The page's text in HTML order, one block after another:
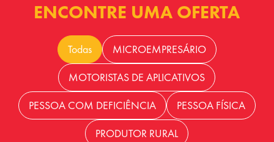
ENCONTRE UMA OFERTA
Todas MICROEMPRESÁRIO
MOTORISTAS DE APLICATIVOS
PESSOA COM DEFICIÊNCIA PESSOA FÍSICA
PRODUTOR RURAL